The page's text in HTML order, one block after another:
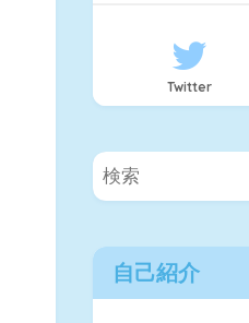
Twitter
自己紹介